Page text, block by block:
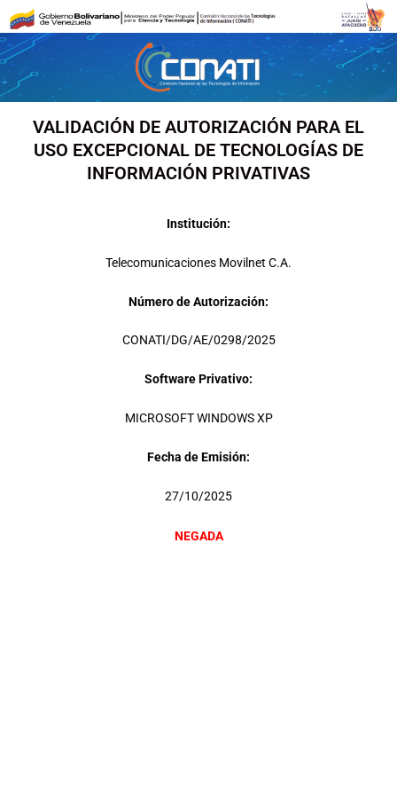
contenido
VALIDACIÓN DE AUTORIZACIÓN PARA EL
USO EXCEPCIONAL DE TECNOLOGÍAS DE
INFORMACIÓN PRIVATIVAS
Institución:
Telecomunicaciones Movilnet C.A.
Número de Autorización:
CONATI/DG/AE/0298/2025
Software Privativo:
MICROSOFT WINDOWS XP
Fecha de Emisión:
27/10/2025
NEGADA